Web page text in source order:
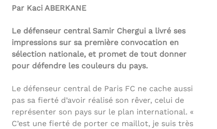
Par Kaci ABERKANE
Le défenseur central Samir Chergui a livré ses
impressions sur sa première convocation en
sélection nationale, et promet de tout donner
pour défendre les couleurs du pays.
Le défenseur central de Paris FC ne cache aussi
pas sa fierté d’avoir réalisé son rêver, celui de
représenter son pays sur le plan international. «
C’est une fierté de porter ce maillot, je suis très